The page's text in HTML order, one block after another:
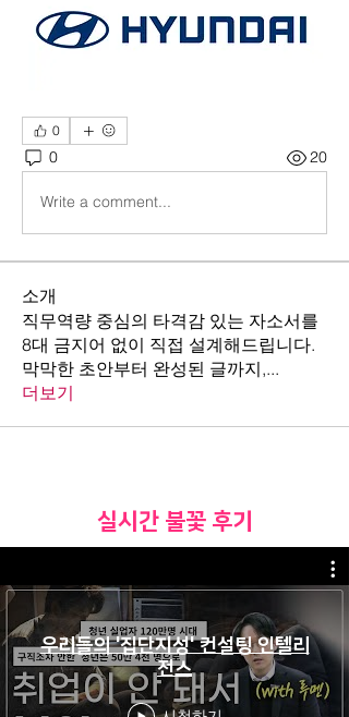
0
0 20
Write a comment...
소개
직무역량 중심의 타격감 있는 자소서를
8대 금지어 없이 직접 설계해드립니다.
막막한 초안부터 완성된 글까지,...
더보기
​실시간 불꽃 후기
우리들의 '집단지성' 컨설팅 인텔리
전스